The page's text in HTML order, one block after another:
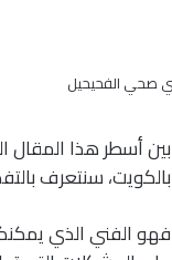
بين أسطر هذا المقال
بالكويت، سنتعرف
فهو الفني الذي